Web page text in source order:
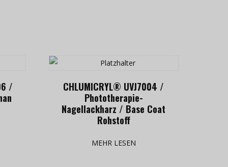
/
CHLUMICRYL® UVJ7004 /
Phototherapie-
Nagellackharz / Base Coat
Rohstoff
MEHR LESEN